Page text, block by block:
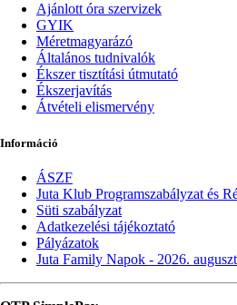
Ajánlott óra szervizek
GYIK
Méretmagyarázó
Általános tudnivalók
Ékszer tisztítási útmutató
Ékszerjavítás
Átvételi elismervény
Információ
ÁSZF
Juta Klub Programszabályzat és
Süti szabályzat
Adatkezelési tájékoztató
Pályázatok
Juta Family Napok - 2026.